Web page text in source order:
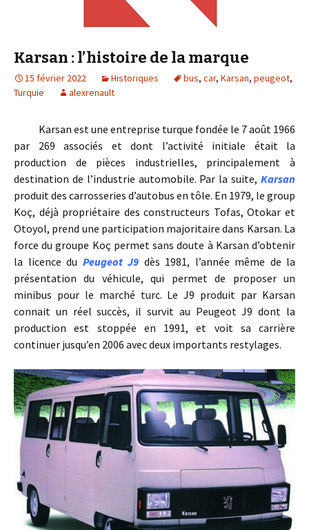
Karsan : l’histoire de la marque
15 février 2022 Historiques bus, car, Karsan, peugeot,
Turquie
alexrenault
Karsan est une entreprise turque fondée le 7 août 1966
par 269 associés et dont l’activité initiale était la
production de pièces industrielles, principalement à
destination de l’industrie automobile. Par la suite, Karsan
produit des carrosseries d’autobus en tôle. En 1979, le group
Koç, déjà propriétaire des constructeurs Tofas, Otokar et
Otoyol, prend une participation majoritaire dans Karsan. La
force du groupe Koç permet sans doute à Karsan d’obtenir
la licence du Peugeot J9 dès 1981, l’année même de la
présentation du véhicule, qui permet de proposer un
minibus pour le marché turc. Le J9 produit par Karsan
connait un réel succès, il survit au Peugeot J9 dont la
production est stoppée en 1991, et voit sa carrière
continuer jusqu’en 2006 avec deux importants restylages.